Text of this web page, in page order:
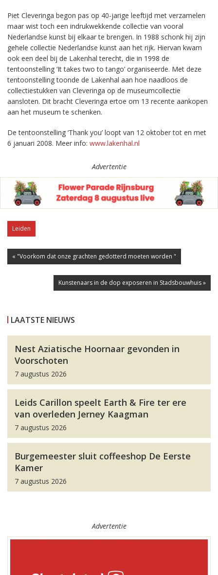
Piet Cleveringa begon pas op 40-jarige leeftijd met verzamelen
maar wist toch een indrukwekkende collectie van vooral
Nederlandse kunst bij elkaar te brengen. In 1988 schonk hij zijn
gehele collectie Nederlandse kunst aan het rijk. Hiervan kwam
ook een deel bij de Lakenhal terecht, die in 1998 de
tentoonstelling ‘It takes two to tango’ organiseerde. Met deze
tentoonstelling toonde de Lakenhal aan hoe naadloos de
collectiestukken van Cleveringa op de museumcollectie
aansloten. Dit bracht Cleveringa ertoe om 13 recente aankopen
aan het museum te schenken.
De tentoonstelling ‘Thank you’ loopt van 12 oktober tot en met
6 januari 2008. Meer info: www.lakenhal.nl
Advertentie
Leiden
« "Voorkom dat onze grachten gedotterd moeten worden "
Kunstenaars in de dop exposeren in Stadsbouwhuis »
LAATSTE NIEUWS
Nest Aziatische Hoornaar gevonden in
Voorschoten
7 augustus 2026
Leids Carillon speelt Earth & Fire ter ere
van overleden Jerney Kaagman
7 augustus 2026
Burgemeester sluit coffeeshop De Eerste
Kamer
7 augustus 2026
Advertentie